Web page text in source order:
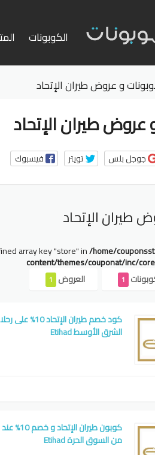
إلى
المحتوى
الكوبونات
و عروض طيران الإتحاد
عروض طيران الإتحاد
فيسبوك تويتر جوجل بلس
طيران الإتحاد
array key "store" in/home/
content/themes/couponat/inc/
1 العروض 1
كود خصم طيران الإتحاد 10%
الشرق الأوسط Etihad
كوبون طيران
من السوق الحرة Etihad